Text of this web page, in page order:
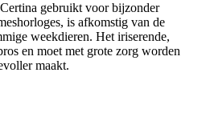
gebruikt voor bijzonder
is afkomstig van de
weekdieren. Het iriserende,
en moet met grote zorg worden
maakt.